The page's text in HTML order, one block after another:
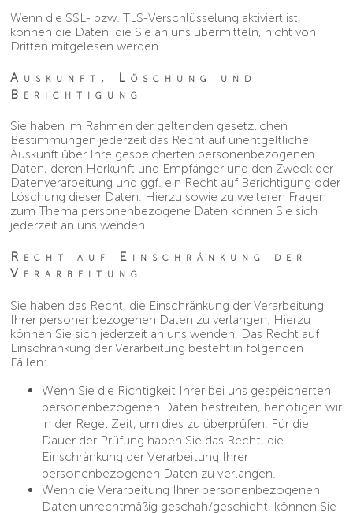
Wenn die SSL- bzw. TLS-Verschlüsselung aktiviert ist,
können die Daten, die Sie an uns übermitteln, nicht von
Dritten mitgelesen werden.
Auskunft, Löschung und
Berichtigung
Sie haben im Rahmen der geltenden gesetzlichen
Bestimmungen jederzeit das Recht auf unentgeltliche
Auskunft über Ihre gespeicherten personenbezogenen
Daten, deren Herkunft und Empfänger und den Zweck der
Datenverarbeitung und ggf. ein Recht auf Berichtigung oder
Löschung dieser Daten. Hierzu sowie zu weiteren Fragen
zum Thema personenbezogene Daten können Sie sich
jederzeit an uns wenden.
Recht auf Einschränkung der
Verarbeitung
Sie haben das Recht, die Einschränkung der Verarbeitung
Ihrer personenbezogenen Daten zu verlangen. Hierzu
können Sie sich jederzeit an uns wenden. Das Recht auf
Einschränkung der Verarbeitung besteht in folgenden
Fällen:
Wenn Sie die Richtigkeit Ihrer bei uns gespeicherten
personenbezogenen Daten bestreiten, benötigen wir
in der Regel Zeit, um dies zu überprüfen. Für die
Dauer der Prüfung haben Sie das Recht, die
Einschränkung der Verarbeitung Ihrer
personenbezogenen Daten zu verlangen.
Wenn die Verarbeitung Ihrer personenbezogenen
Daten unrechtmäßig geschah/geschieht, können Sie